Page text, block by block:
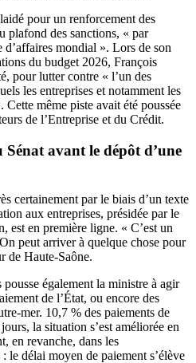
pour un renforcement des
plafond des sanctions, « par
mondial ». Lors de son
du budget 2026, François
pour lutter contre « l’un des
les entreprises et notamment les
même piste avait été poussée
de l’Entreprise et du Crédit.
avant le dépôt d’une
certainement par le biais d’un texte
aux entreprises, présidée par le
est en première ligne. « C’est un
peut arriver à quelque chose pour
de Haute-Saône.
également la ministre à agir
de l’État, ou encore des
mer. 10,7 % des paiements de
la situation s’est améliorée en
en revanche, dans les
le délai moyen de paiement s’élève